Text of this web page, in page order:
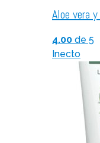
Aloe vera
4.00 de 5
Inecto